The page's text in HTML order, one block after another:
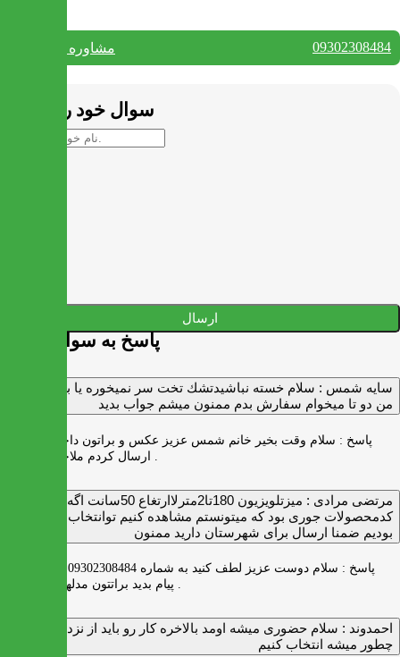
مشاوره واتس آپ 09302308484
سوال خود را بپرسید
ارسال
پاسخ به سوالات شما
سايه شمس : سلام خسته نباشيدتشك تخت سر نميخوره يا برنميگرده
من دو تا ميخوام سفارش بدم ممنون ميشم جواب بديد
پاسخ : سلام وقت بخیر خانم شمس عزیز عکس و براتون داخل واتس اپ
مرتضی مرادی :
میزتلویزیون 180تا2مترلاارتغاع 50سانت اگه
کدمحصولات جوری بود که میتونستم مشاهده کنیم توانتخاب راحت‌تر
بودیم ضمنا ارسال برای شهرستان دارید ممنون
پاسخ :
پیام بدید براتتون مدلها رو بفرستیم .
احمدوند : سلام حضوری میشه اومد بالاخره کار رو باید از نزدیک دید
چطور میشه انتخاب کنیم